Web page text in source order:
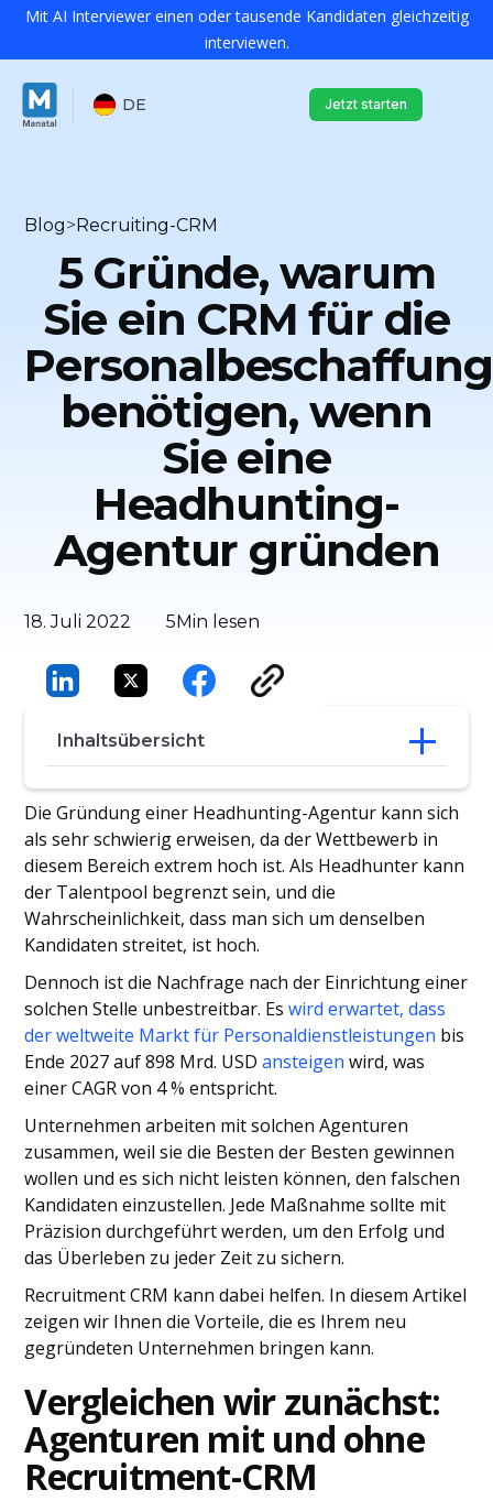
Mit AI Interviewer einen oder tausende Kandidaten gleichzeitig
interviewen.
DE Jetzt starten
Blog>Recruiting-CRM
5 Gründe, warum
Sie ein CRM für die
Personalbeschaffung
benötigen, wenn
Sie eine
Headhunting-
Agentur gründen
18. Juli 2022 5Min lesen
Inhaltsübersicht
Vergleichen wir zunächst: Agenturen mit
und ohne Recruitment-CRM
5 Gründe, warum Sie ein CRM für die
Personalbeschaffung benötigen, wenn
Sie eine Headhunting-Agentur gründen
Die Gründung einer Headhunting-Agentur kann sich
als sehr schwierig erweisen, da der Wettbewerb in
diesem Bereich extrem hoch ist. Als Headhunter kann
der Talentpool begrenzt sein, und die
Wahrscheinlichkeit, dass man sich um denselben
Kandidaten streitet, ist hoch.
Dennoch ist die Nachfrage nach der Einrichtung einer
solchen Stelle unbestreitbar. Eswird erwartet, dass
der weltweite Markt für Personaldienstleistungen bis
Ende 2027 auf 898 Mrd. USDansteigen wird, was
einer CAGR von 4 % entspricht.
Unternehmen arbeiten mit solchen Agenturen
zusammen, weil sie die Besten der Besten gewinnen
wollen und es sich nicht leisten können, den falschen
Kandidaten einzustellen. Jede Maßnahme sollte mit
Präzision durchgeführt werden, um den Erfolg und
das Überleben zu jeder Zeit zu sichern.
Recruitment CRM kann dabei helfen. In diesem Artikel
zeigen wir Ihnen die Vorteile, die es Ihrem neu
gegründeten Unternehmen bringen kann.
Vergleichen wir zunächst:
Agenturen mit und ohne
Recruitment-CRM